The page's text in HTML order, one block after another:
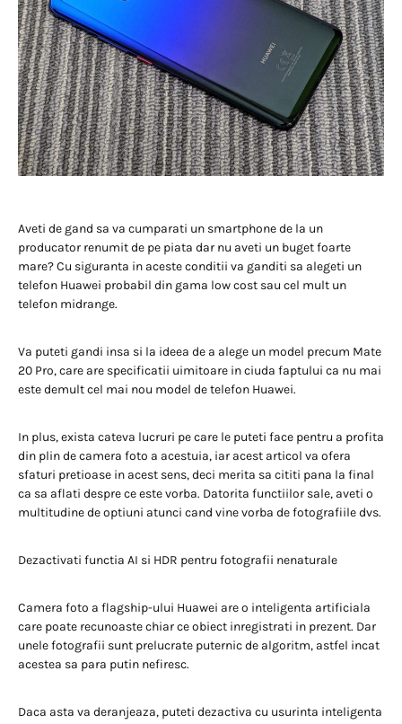
Aveti de gand sa va cumparati un smartphone de la un
producator renumit de pe piata dar nu aveti un buget foarte
mare? Cu siguranta in aceste conditii va ganditi sa alegeti un
telefon Huawei probabil din gama low cost sau cel mult un
telefon midrange.
Va puteti gandi insa si la ideea de a alege un model precum Mate
20 Pro, care are specificatii uimitoare in ciuda faptului ca nu mai
este demult cel mai nou model de telefon Huawei.
In plus, exista cateva lucruri pe care le puteti face pentru a profita
din plin de camera foto a acestuia, iar acest articol va ofera
sfaturi pretioase in acest sens, deci merita sa cititi pana la final
ca sa aflati despre ce este vorba. Datorita functiilor sale, aveti o
multitudine de optiuni atunci cand vine vorba de fotografiile dvs.
Dezactivati functia AI si HDR pentru fotografii nenaturale
Camera foto a flagship-ului Huawei are o inteligenta artificiala
care poate recunoaste chiar ce obiect inregistrati in prezent. Dar
unele fotografii sunt prelucrate puternic de algoritm, astfel incat
acestea sa para putin nefiresc.
Daca asta va deranjeaza, puteti dezactiva cu usurinta inteligenta